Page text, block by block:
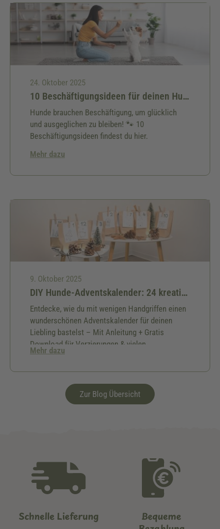
24. Oktober 2025
10 Beschäftigungsideen für deinen Hund
Hunde brauchen Beschäftigung, um glücklich
und ausgeglichen zu bleiben! 🐾 10
Beschäftigungsideen findest du hier.
Mehr dazu
9. Oktober 2025
DIY Hunde-Adventskalender: 24 kreative Ideen & kostenlose Bastelanleitung für deinen Hund
Entdecke, wie du mit wenigen Handgriffen einen
wunderschönen Adventskalender für deinen
Liebling bastelst – Mit Anleitung + Gratis
Download für Verzierungen & vielen
Geschenkideen.🎅🏻
Mehr dazu
Zur Blog Übersicht
Schnelle Lieferung
Bequeme